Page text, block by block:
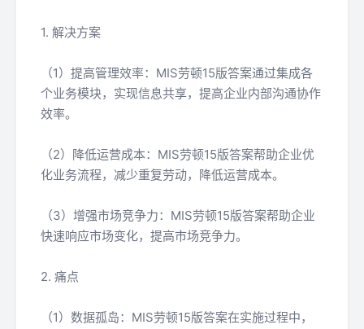
1. 解决方案
（1）提高管理效率：MIS劳顿15版答案通过集成各
个业务模块，实现信息共享，提高企业内部沟通协作
效率。
（2）降低运营成本：MIS劳顿15版答案帮助企业优
化业务流程，减少重复劳动，降低运营成本。
（3）增强市场竞争力：MIS劳顿15版答案帮助企业
快速响应市场变化，提高市场竞争力。
2. 痛点
（1）数据孤岛：MIS劳顿15版答案在实施过程中，